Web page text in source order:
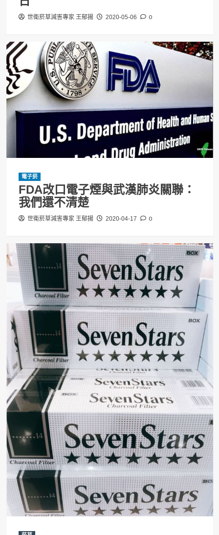
世衛菸草減害專家 王郁揚 2020-05-06 0
電子菸
FDA改口電子煙與武漢肺炎關聯：
我們還不清楚
世衛菸草減害專家 王郁揚 2020-04-17 0